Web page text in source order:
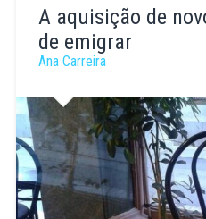
Barbosa
A aquisição de
de emigrar
Ana Carreira